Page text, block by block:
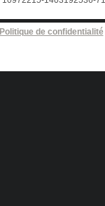
Politique de confidentialité